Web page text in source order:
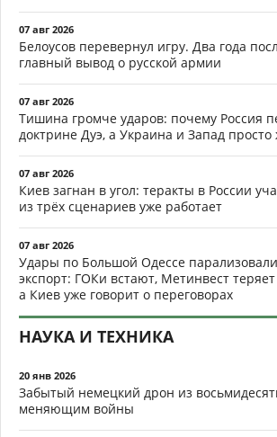
07 авг 2026
Белоусов перевернул игру. Два года
главный вывод о русской армии
07 авг 2026
Тишина громче ударов: почему Россия
доктрине Дуэ, а Украина и Запад просто
07 авг 2026
Киев загнан в угол: теракты в России
из трёх сценариев уже работает
07 авг 2026
Удары по Большой Одессе
экспорт: ГОКи встают, Метинвест
а Киев уже говорит о переговорах
НАУКА И ТЕХНИКА
20 янв 2026
Забытый немецкий дрон из
меняющим войны